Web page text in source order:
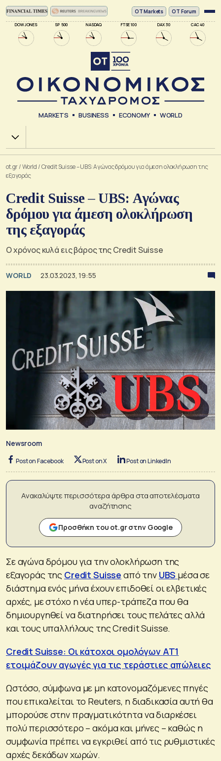
DOW JONES SP 500 NASDAQ FTSE 100 DAX 30 CAC 40
ΟΤ Markets OT Forum
MARKETS BUSINESS ECONOMY WORLD
Χ.Α.
ot.gr/World /Credit Suisse – UBS: Αγώνας δρόμου για άμεση ολοκλήρωση της
εξαγοράς
Credit Suisse – UBS: Αγώνας
δρόμου για άμεση ολοκλήρωση
της εξαγοράς
Ο χρόνος κυλά εις βάρος της Credit Suisse
WORLD 23.03.2023, 19:55
Newsroom
Post on Facebook Post on X Post on LinkedIn
Ανακαλύψτε περισσότερα άρθρα στα αποτελέσματα
αναζήτησης
Προσθήκη του ot.gr στην Google
Σε αγώνα δρόμου για την ολοκλήρωση της
εξαγοράς της Credit Suisse από την UBS μέσα σε
διάστημα ενός μήνα έχουν επιδοθεί οι ελβετικές
αρχές, με στόχο η νέα υπερ-τράπεζα που θα
δημιουργηθεί να διατηρήσει τους πελάτες αλλά
και τους υπαλλήλους της Credit Suisse.
Credit Suisse: Οι κάτοχοι ομολόγων ΑΤ1
ετοιμάζουν αγωγές για τις τεράστιες απώλειες
Ωστόσο, σύμφωνα με μη κατονομαζόμενες πηγές
που επικαλείται το Reuters, η διαδικασία αυτή θα
μπορούσε στην πραγματικότητα να διαρκέσει
πολύ περισσότερο – ακόμα και μήνες – καθώς η
συμφωνία πρέπει να εγκριθεί από τις ρυθμιστικές
αρχές δεκάδων χωρών.